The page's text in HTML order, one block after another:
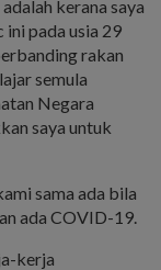
kerana saya
pada usia 29
rakan
semula
Negara
saya untuk
sama ada bila
ada COVID-19.
kerja